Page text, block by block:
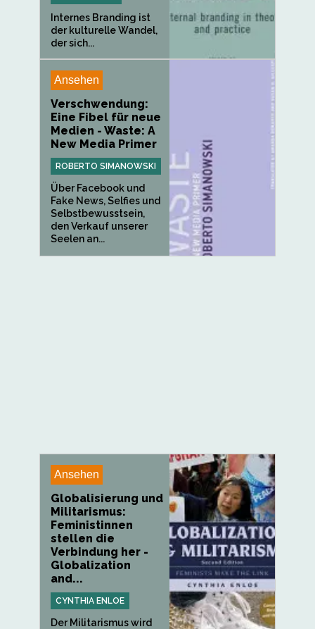
Internes Branding ist
der kulturelle Wandel,
der sich...
Ansehen
Verschwendung:
Eine Fibel für neue
Medien - Waste: A
New Media Primer
ROBERTO SIMANOWSKI
Über Facebook und
Fake News, Selfies und
Selbstbewusstsein,
den Verkauf unserer
Seelen an...
Ansehen
Globalisierung und
Militarismus:
Feministinnen
stellen die
Verbindung her -
Globalization
and...
CYNTHIA ENLOE
Der Militarismus wird